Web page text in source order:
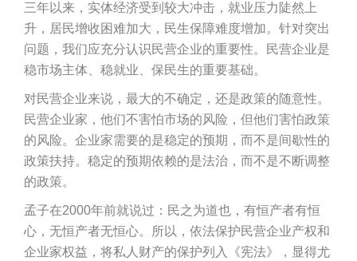
三年以来，实体经济受到较大冲击，就业压力陡然上
升，居民增收困难加大，民生保障难度增加。针对突出
问题，我们应充分认识民营企业的重要性。民营企业是
稳市场主体、稳就业、保民生的重要基础。
对民营企业来说，最大的不确定，还是政策的随意性。
民营企业家，他们不害怕市场的风险，但他们害怕政策
的风险。企业家需要的是稳定的预期，而不是间歇性的
政策扶持。稳定的预期依赖的是法治，而不是不断调整
的政策。
孟子在2000年前就说过：民之为道也，有恒产者有恒
心，无恒产者无恒心。所以，依法保护民营企业产权和
企业家权益，将私人财产的保护列入《宪法》，显得尤